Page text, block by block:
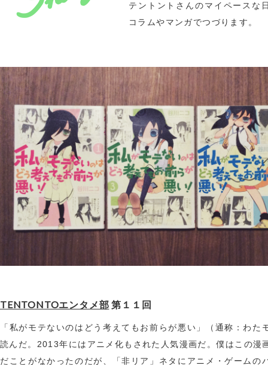
テントントさんのマイペースな
コラムやマンガでつづります。
TENTONTOエンタメ部 第１１回
「私がモテないのはどう考えてもお前らが悪い」（通称：わた
読んだ。2013年にはアニメ化もされた人気漫画だ。僕はこの漫
だことがなかったのだが、「非リア」ネタにアニメ・ゲームの